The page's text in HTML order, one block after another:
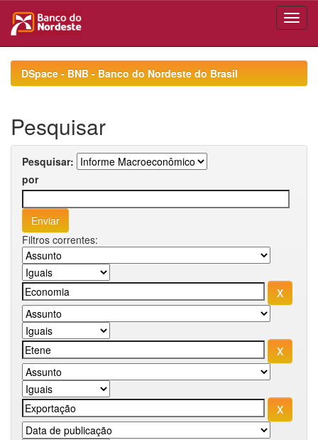
navigationDSpace - BNB - Banco do Nordeste do Brasil
Pesquisar
Pesquisar:
por
Filtros correntes: